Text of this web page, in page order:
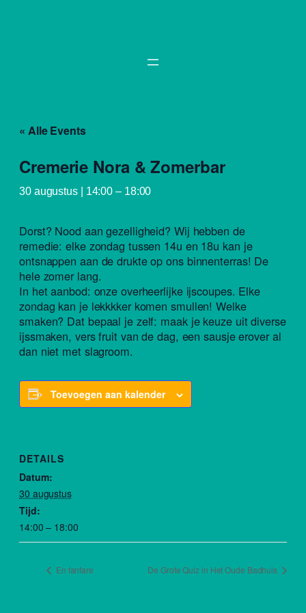
« Alle Events
Cremerie Nora & Zomerbar
30 augustus | 14:00 – 18:00
Dorst? Nood aan gezelligheid? Wij hebben de
remedie: elke zondag tussen 14u en 18u kan je
ontsnappen aan de drukte op ons binnenterras! De
hele zomer lang.
In het aanbod: onze overheerlijke ijscoupes. Elke
zondag kan je lekkkker komen smullen! Welke
smaken? Dat bepaal je zelf: maak je keuze uit diverse
ijssmaken, vers fruit van de dag, een sausje erover al
dan niet met slagroom.
Toevoegen aan kalender
DETAILS
Datum:
30 augustus
Tijd:
14:00 – 18:00
En fanfare De Grote Quiz in Het Oude Badhuis